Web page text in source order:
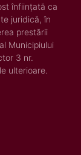
înființată ca
juridică, în
prestării
Municipiului
3 nr.
ulterioare.